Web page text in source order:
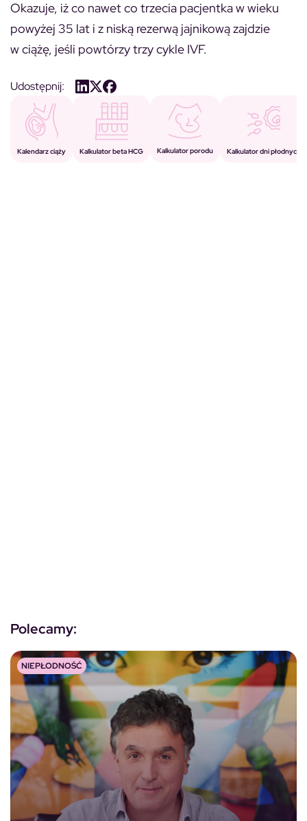
Okazuje, iż co nawet co trzecia pacjentka w wieku
powyżej 35 lat i z niską rezerwą jajnikową zajdzie
w ciążę, jeśli powtórzy trzy cykle IVF.
Udostępnij:
Kalendarz ciąży Kalkulator beta HCG Kalkulator porodu Kalkulator dni płodnych
Polecamy:
NIEPŁODNOŚĆ